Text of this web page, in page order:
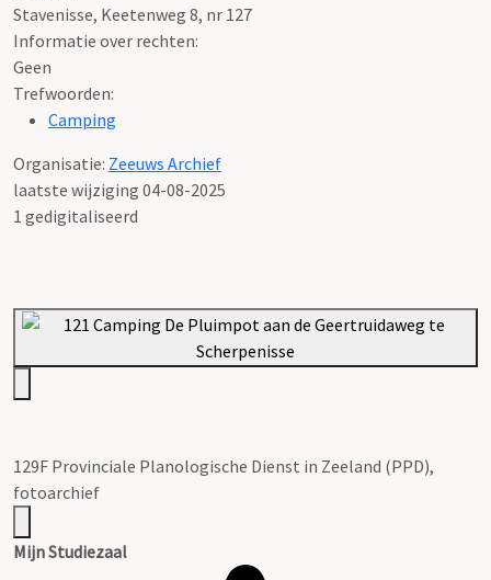
Stavenisse, Keetenweg 8, nr 127
Informatie over rechten:
Geen
Trefwoorden:
Camping
Organisatie: Zeeuws Archief
laatste wijziging 04-08-2025
1 gedigitaliseerd
129F Provinciale Planologische Dienst in Zeeland (PPD),
fotoarchief
Mijn Studiezaal